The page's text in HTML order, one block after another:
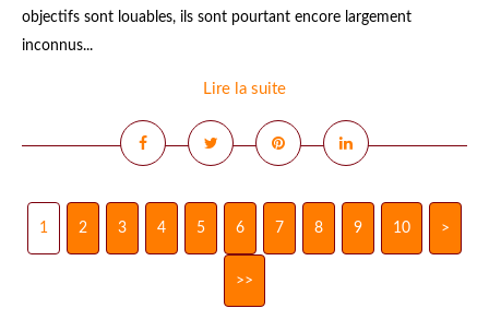
objectifs sont louables, ils sont pourtant encore largement
inconnus...
Lire la suite
1 2 3 4 5 6 7 8 9 10 >
>>